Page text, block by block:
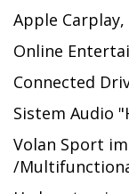
Apple
Online
Connected
Sistem Audio
Volan Sport
/